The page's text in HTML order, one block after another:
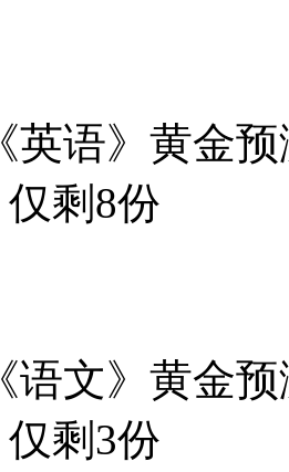
英语》黄金
剩 8份
语文》黄金
剩 3份